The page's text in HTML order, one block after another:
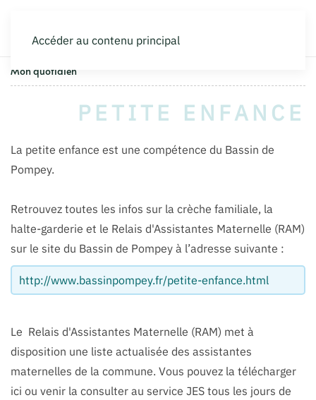
Accéder au contenu principal
Mon quotidien
PETITE ENFANCE
La petite enfance est une compétence du Bassin de
Pompey.
Retrouvez toutes les infos sur la crèche familiale, la
halte-garderie et le Relais d'Assistantes Maternelle (RAM)
sur le site du Bassin de Pompey à l’adresse suivante :
http://www.bassinpompey.fr/petite-enfance.html
Le Relais d'Assistantes Maternelle (RAM) met à
disposition une liste actualisée des assistantes
maternelles de la commune. Vous pouvez la télécharger
ici ou venir la consulter au service JES tous les jours de